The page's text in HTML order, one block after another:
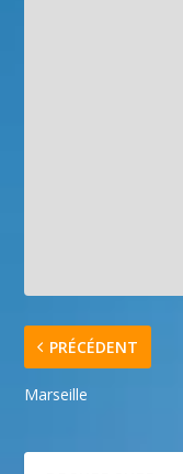
PRÉCÉDENT
Marseille